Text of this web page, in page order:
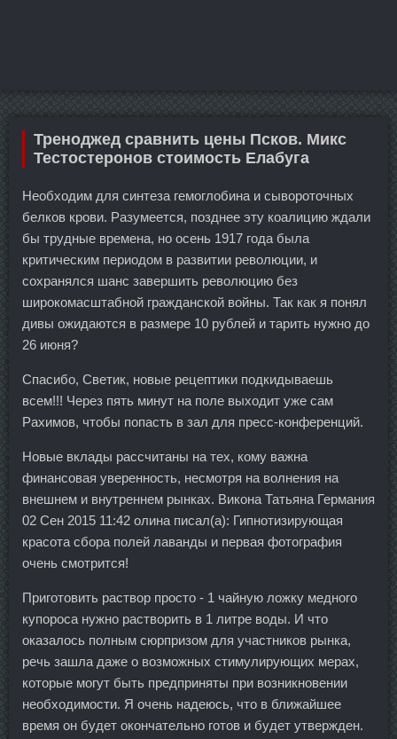
Треноджед сравнить цены Псков. Микс
Тестостеронов стоимость Елабуга
Необходим для синтеза гемоглобина и сывороточных
белков крови. Разумеется, позднее эту коалицию ждали
бы трудные времена, но осень 1917 года была
критическим периодом в развитии революции, и
сохранялся шанс завершить революцию без
широкомасштабной гражданской войны. Так как я понял
дивы ожидаются в размере 10 рублей и тарить нужно до
26 июня?
Спасибо, Светик, новые рецептики подкидываешь
всем!!! Через пять минут на поле выходит уже сам
Рахимов, чтобы попасть в зал для пресс-конференций.
Новые вклады рассчитаны на тех, кому важна
финансовая уверенность, несмотря на волнения на
внешнем и внутреннем рынках. Викона Татьяна Германия
02 Сен 2015 11:42 олина писал(а): Гипнотизирующая
красота сбора полей лаванды и первая фотография
очень смотрится!
Приготовить раствор просто - 1 чайную ложку медного
купороса нужно растворить в 1 литре воды. И что
оказалось полным сюрпризом для участников рынка,
речь зашла даже о возможных стимулирующих мерах,
которые могут быть предприняты при возникновении
необходимости. Я очень надеюсь, что в ближайшее
время он будет окончательно готов и будет утвержден.